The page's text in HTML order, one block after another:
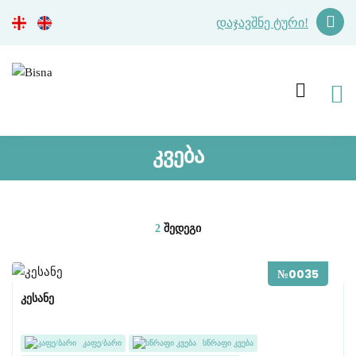
დაჯავშნე ტური!
კვება
2 შედეგი
№0035
კესანე
კაფე/ბარი სწრაფი კვება